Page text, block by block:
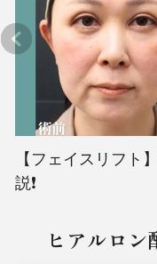
【フェイスリフト
説❗️
ヒアルロ